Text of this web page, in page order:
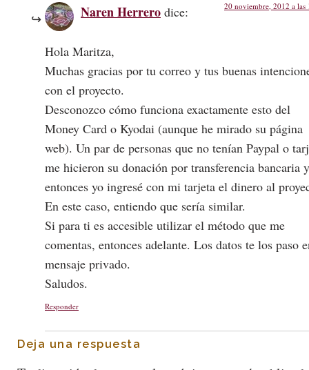
Naren Herrero dice: 20 noviembre, 2012 a las
Hola Maritza,
Muchas gracias por tu correo y tus buenas
con el proyecto.
Desconozco cómo funciona exactamente esto del
Money Card o Kyodai (aunque he mirado su página
web). Un par de personas que no tenían Paypal o
me hicieron su donación por transferencia bancaria y
entonces yo ingresé con mi tarjeta el dinero al
En este caso, entiendo que sería similar.
Si para ti es accesible utilizar el método que me
comentas, entonces adelante. Los datos te los paso
mensaje privado.
Saludos.
Responder
Deja una respuesta